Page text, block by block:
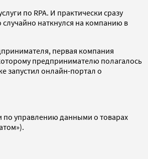
по RPA. И практически сразу
наткнулся на компанию в
первая компания
предпринимателю полагалось
запустил онлайн-портал о
по управлению данными о товарах